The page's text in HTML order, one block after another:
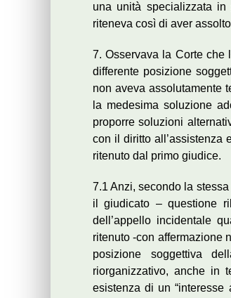
una unità specializzata in
riteneva così di aver
7. Osservava la Corte
differente posizione
non aveva assolutamente
la medesima soluzione
proporre soluzioni
con il diritto all’assistenza
ritenuto dal primo giudice.
7.1 Anzi, secondo la
il giudicato – questione
dell’appello incidentale
ritenuto -con affermazione
posizione soggettiva
riorganizzativo, anche in
esistenza di un “interesse